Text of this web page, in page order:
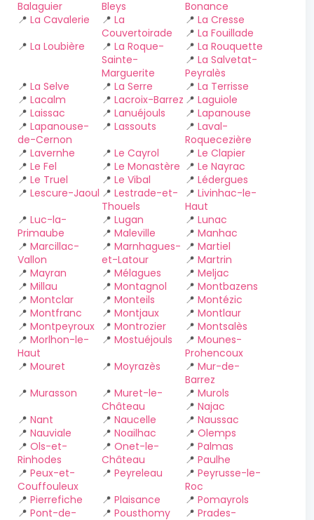
Balaguier
Bleys
Bonance
📍 La Cavalerie 📍 La
Couvertoirade
📍La Cresse
📍La Fouillade
📍 La Loubière 📍 La Roque-
Sainte-
Marguerite
📍La Rouquette
📍La Salvetat-
Peyralès
📍 La Selve 📍 La Serre 📍La Terrisse
📍 Lacalm 📍 Lacroix-Barrez 📍Laguiole
📍 Laissac 📍 Lanuéjouls 📍Lapanouse
📍 Lapanouse-
de-Cernon
📍 Lassouts 📍Laval-
Roquecezière
📍 Lavernhe 📍 Le Cayrol 📍Le Clapier
📍 Le Fel 📍 Le Monastère 📍Le Nayrac
📍 Le Truel 📍 Le Vibal 📍Lédergues
📍 Lescure-Jaoul 📍 Lestrade-et-
Thouels
📍Livinhac-le-
Haut
📍 Luc-la-
Primaube
📍 Lugan 📍Lunac
📍 Maleville 📍Manhac
📍 Marcillac-
Vallon
📍 Marnhagues-
et-Latour
📍Martiel
📍Martrin
📍 Mayran 📍 Mélagues 📍Meljac
📍 Millau 📍 Montagnol 📍Montbazens
📍 Montclar 📍 Monteils 📍Montézic
📍 Montfranc 📍 Montjaux 📍Montlaur
📍 Montpeyroux 📍 Montrozier 📍Montsalès
📍 Morlhon-le-
Haut
📍 Mostuéjouls 📍Mounes-
Prohencoux
📍 Mouret 📍 Moyrazès 📍Mur-de-
Barrez
📍 Murasson 📍 Muret-le-
Château
📍Murols
📍Najac
📍 Nant 📍 Naucelle 📍Naussac
📍 Nauviale 📍 Noailhac 📍Olemps
📍 Ols-et-
Rinhodes
📍 Onet-le-
Château
📍Palmas
📍Paulhe
📍 Peux-et-
Couffouleux
📍 Peyreleau 📍Peyrusse-le-
Roc
📍 Pierrefiche 📍 Plaisance 📍Pomayrols
📍 Pont-de-
📍 Pousthomy 📍Prades-